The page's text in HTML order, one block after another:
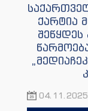
ქარტია
შეწყდეს
04.11.2025